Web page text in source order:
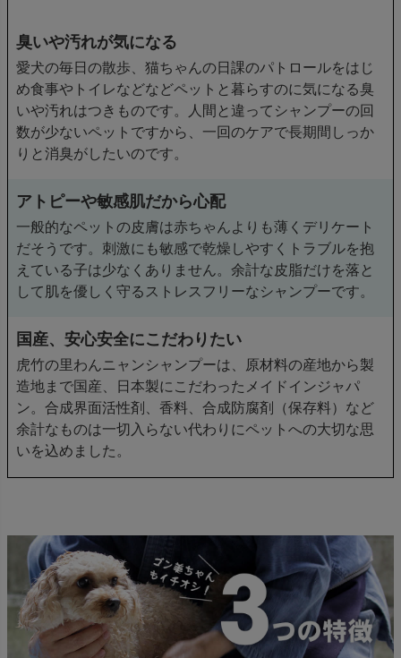
臭いや汚れが気になる
愛犬の毎日の散歩、猫ちゃんの日課のパトロールをはじ
め食事やトイレなどなどペットと暮らすのに気になる臭
いや汚れはつきものです。人間と違ってシャンプーの回
数が少ないペットですから、一回のケアで長期間しっか
りと消臭がしたいのです。
アトピーや敏感肌だから心配
一般的なペットの皮膚は赤ちゃんよりも薄くデリケート
だそうです。刺激にも敏感で乾燥しやすくトラブルを抱
えている子は少なくありません。余計な皮脂だけを落と
して肌を優しく守るストレスフリーなシャンプーです。
国産、安心安全にこだわりたい
虎竹の里わんニャンシャンプーは、原材料の産地から製
造地まで国産、日本製にこだわったメイドインジャパ
ン。合成界面活性剤、香料、合成防腐剤（保存料）など
余計なものは一切入らない代わりにペットへの大切な思
いを込めました。